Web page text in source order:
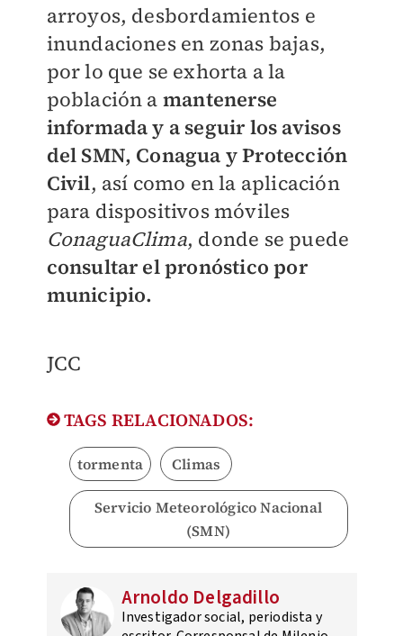
arroyos, desbordamientos e
inundaciones en zonas bajas,
por lo que se exhorta a la
población a mantenerse
informada y a seguir los avisos
del SMN, Conagua y Protección
Civil, así como en la aplicación
para dispositivos móviles
ConaguaClima, donde se puede
consultar el pronóstico por
municipio.
JCC
TAGS RELACIONADOS:
tormenta Climas
Servicio Meteorológico Nacional
(SMN)
Arnoldo Delgadillo
Investigador social, periodista y